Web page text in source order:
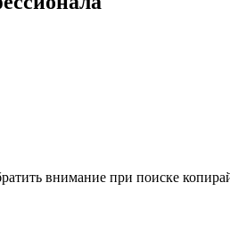
внимание при поиске